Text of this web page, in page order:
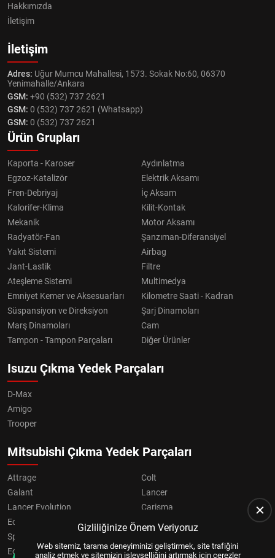
Hakkımızda
İletişim
İletişim
Adres: Uğur Mumcu Mahallesi, 1573. Sokak No:60, 06370
Yenimahalle/Ankara
GSM: +90 (532) 737 2621
GSM: 0 (532) 737 2621 (Whatsapp)
GSM: 0 (532) 737 2621
Ürün Grupları
Kaporta - Karoser
Aydınlatma
Egzoz-Katalizör
Elektrik Aksamı
Fren-Debriyaj
İç Aksam
Kalorifer-Klima
Kilit-Kontak
Mekanik
Motor Aksamı
Radyatör-Fan
Şanzıman-Diferansiyel
Yakıt Sistemi
Airbag
Jant-Lastik
Filtre
Ateşleme Sistemi
Multimedya
Emniyet Kemer ve Aksesuarları
Kilometre Saati - Kadran
Süspansiyon ve Direksiyon
Şarj Dinamoları
Marş Dinamoları
Cam
Tampon - Tampon Parçaları
Diğer Ürünler
Isuzu Çıkma Yedek Parçaları
D-Max
Amigo
Trooper
Mitsubishi Çıkma Yedek Parçaları
Attrage
Colt
Galant
Lancer
Lancer Evolution
Carisma
Eclipse
Grandis
Space Star
Eclipse Cross
OUTLANDER
Gizliliğinize Önem Veriyoruz
Web sitemiz, tarama deneyiminizi geliştirmek, site trafiğini
analiz etmek ve sitemizin işlevselliğini artırmak için çerezler